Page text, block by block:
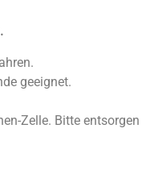
geeignet.
Zelle. Bitte entsorgen